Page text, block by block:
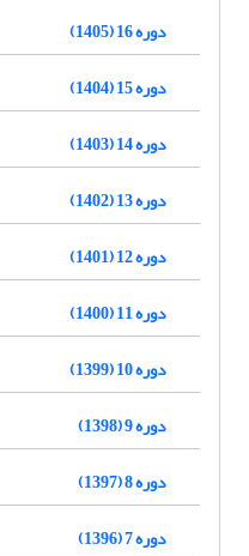
دوره 16 (1405)
دوره 15 (1404)
دوره 14 (1403)
دوره 13 (1402)
دوره 12 (1401)
دوره 11 (1400)
دوره 10 (1399)
دوره 9 (1398)
دوره 8 (1397)
دوره 7 (1396)